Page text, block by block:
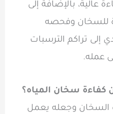
عالية، بالإضافة إلى
للسخان وفحصه
إلى تراكم الترسبات
عمله.
كفاءة سخان المياه؟
السخان وجعله يعمل